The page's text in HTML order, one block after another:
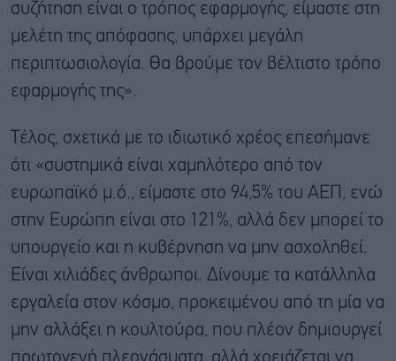
συζήτηση είναι ο τρόπος εφαρμογής, είμαστε στη
μελέτη της απόφασης, υπάρχει μεγάλη
περιπτωσιολογία. Θα βρούμε τον βέλτιστο τρόπο
εφαρμογής της».
Τέλος, σχετικά με το ιδιωτικό χρέος επεσήμανε
ότι «συστημικά είναι χαμηλότερο από τον
ευρωπαϊκό μ.ό., είμαστε στο 94,5% του ΑΕΠ, ενώ
στην Ευρώπη είναι στο 121%, αλλά δεν μπορεί το
υπουργείο και η κυβέρνηση να μην ασχοληθεί.
Είναι χιλιάδες άνθρωποι. Δίνουμε τα κατάλληλα
εργαλεία στον κόσμο, προκειμένου από τη μία να
μην αλλάξει η κουλτούρα, που πλέον δημιουργεί